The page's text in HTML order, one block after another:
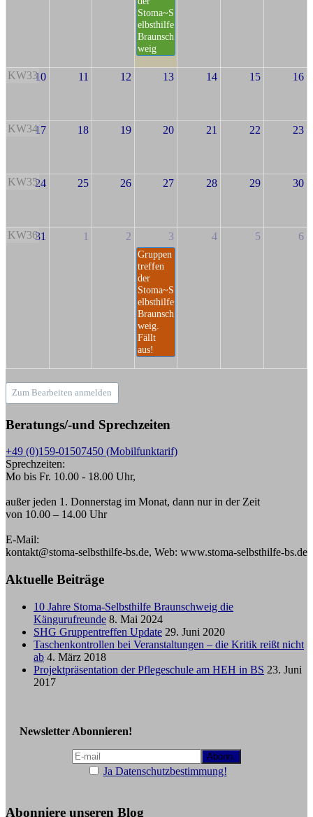
Stoma~S
elbsthilfe
Braunsch
weig
KW3310 11 12 13 14 15 16
KW3417 18 19 20 21 22 23
KW3524 25 26 27 28 29 30
KW3631 1 2 3
Gruppen
treffen
der
Stoma~S
elbsthilfe
Braunsch
weig.
Fällt
aus!
4 5 6
Zum Bearbeiten anmelden
Beratungs/-und Sprechzeiten
+49 (0)159-01507450 (Mobilfunktarif)
Sprechzeiten:
Mo bis Fr. 10.00 - 18.00 Uhr,
außer jeden 1. Donnerstag im Monat, dann nur in der Zeit
von 10.00 – 14.00 Uhr
E-Mail:
kontakt@stoma-selbsthilfe-bs.de, Web: www.stoma-selbsthilfe-bs.de
Aktuelle Beiträge
10 Jahre Stoma-Selbsthilfe Braunschweig die
Kängurufreunde 8. Mai 2024
SHG Gruppentreffen Update 29. Juni 2020
Taschenkontrollen bei Veranstaltungen – die Kritik reißt nicht
ab 4. März 2018
Projektpräsentation der Pflegeschule am HEH in BS 23. Juni
2017
Newsletter Abonnieren!
Ja Datenschutzbestimmung!
Abonniere unseren Blog